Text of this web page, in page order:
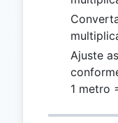
Ajuste
1 metro